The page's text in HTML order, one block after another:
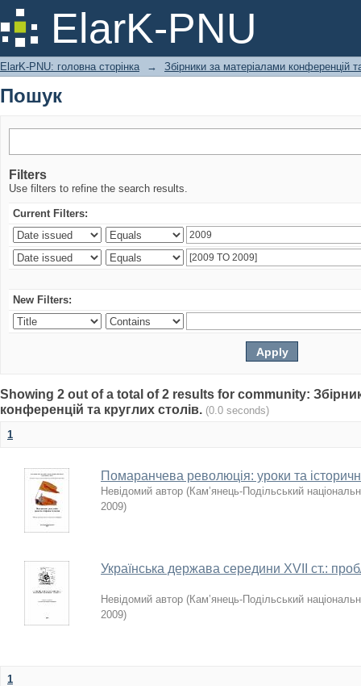
ElarK-PNU
Пошук
ElarK-PNU: головна сторінка → Збірники за матеріалами конференцій
Пошук
Filters
Use filters to refine the search results.
Current Filters:
New Filters:
Showing 2 out of a total of 2 results for community:
конференцій та круглих столів. (0.0 seconds)
1
Помаранчева революція: уроки та
Невідомий автор (Кам’янець-Подільський
2009)
Українська держава середини XVII ст.:
Невідомий автор (Кам’янець-Подільський
2009)
1